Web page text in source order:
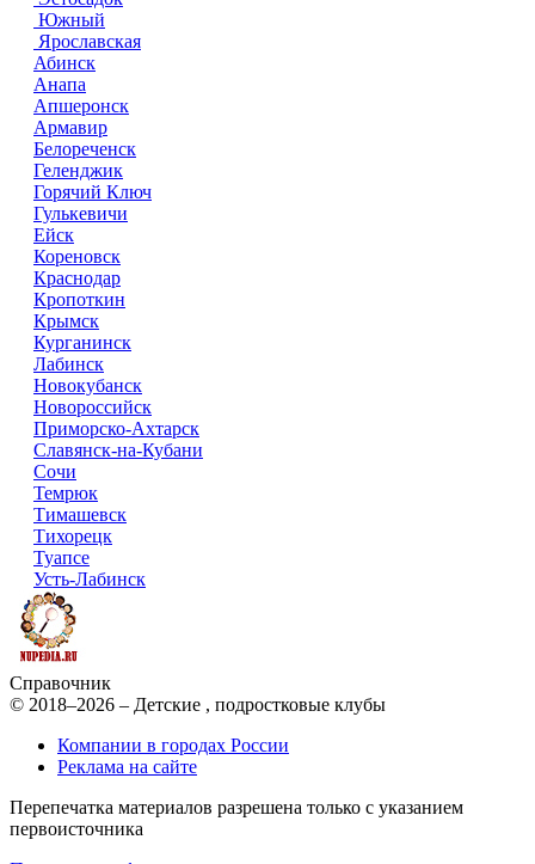
Южный
Ярославская
Абинск
Анапа
Апшеронск
Армавир
Белореченск
Геленджик
Горячий Ключ
Гулькевичи
Ейск
Кореновск
Краснодар
Кропоткин
Крымск
Курганинск
Лабинск
Новокубанск
Новороссийск
Приморско-Ахтарск
Славянск-на-Кубани
Сочи
Темрюк
Тимашевск
Тихорецк
Туапсе
Усть-Лабинск
Справочник
© 2018–2026 – Детские , подростковые клубы
Компании в городах России
Реклама на сайте
Перепечатка материалов разрешена только с указанием
первоисточника